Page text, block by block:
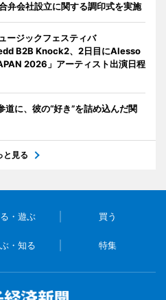
弁会社設立に関する調印式を実施
ージックフェスティバ
Knock2、2日目にAlesso
2026」アーティスト出演日程
に、彼の“好き”を詰め込んだ関
と見る
・遊ぶ 買う
・知る 特集